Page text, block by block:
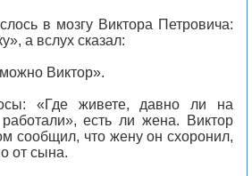
в мозгу Виктора Петровича:
а вслух сказал:
Виктор».
«Где живете, давно ли на
есть ли жена. Виктор
сообщил, что жену он схоронил,
от сына.